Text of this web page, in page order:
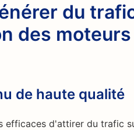
du
des
de haute qualité
efficaces d'attirer du trafic